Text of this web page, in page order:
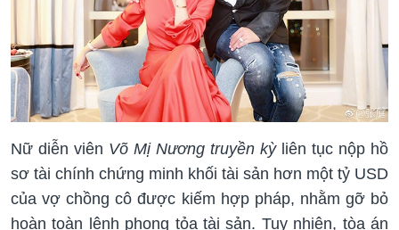
Nữ diễn viên Võ Mị Nương truyền kỳliên tục nộp hồ
sơ tài chính chứng minh khối tài sản hơn một tỷ USD
của vợ chồng cô được kiếm hợp pháp, nhằm gỡ bỏ
hoàn toàn lệnh phong tỏa tài sản. Tuy nhiên, tòa án